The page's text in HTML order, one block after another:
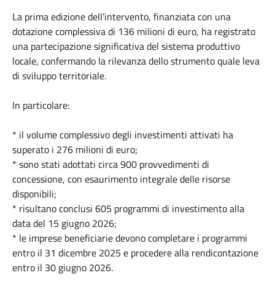
La prima edizione dell’intervento, finanziata con una
dotazione complessiva di 136 milioni di euro, ha registrato
una partecipazione significativa del sistema produttivo
locale, confermando la rilevanza dello strumento quale leva
di sviluppo territoriale.
In particolare:
* il volume complessivo degli investimenti attivati ha
superato i 276 milioni di euro;
* sono stati adottati circa 900 provvedimenti di
concessione, con esaurimento integrale delle risorse
disponibili;
* risultano conclusi 605 programmi di investimento alla
data del 15 giugno 2026;
* le imprese beneficiarie devono completare i programmi
entro il 31 dicembre 2025 e procedere alla rendicontazione
entro il 30 giugno 2026.